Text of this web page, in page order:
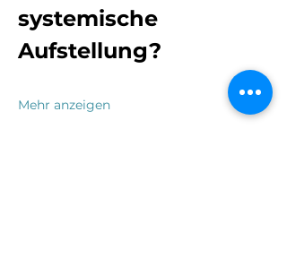
systemische
Aufstellung?
Mehr anzeigen